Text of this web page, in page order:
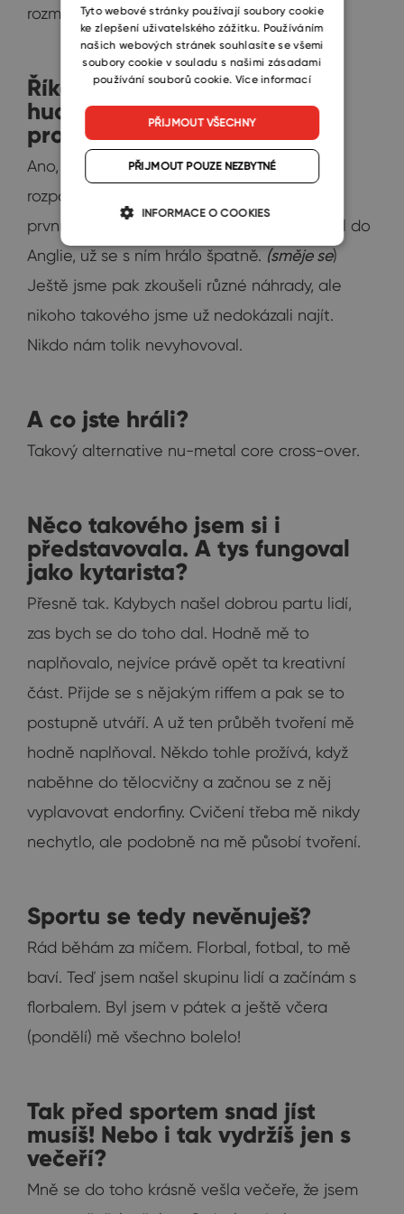
rozmíchat ve vodě.
Říká se o tobě, že jsi milovník
hudby a sám ses jí také
profesionálně věnoval.
Ano, měli jsme kapelu, ta už se teď ale
rozpadla. Koncertovali jsme během mého
prvního zaměstnání. Když ale bubeník odjel do
Anglie, už se s ním hrálo špatně. (směje se)
Ještě jsme pak zkoušeli různé náhrady, ale
nikoho takového jsme už nedokázali najít.
Nikdo nám tolik nevyhovoval.
A co jste hráli?
Takový alternative nu-metal core cross-over.
Něco takového jsem si i
představovala. A tys fungoval
jako kytarista?
Přesně tak. Kdybych našel dobrou partu lidí,
zas bych se do toho dal. Hodně mě to
naplňovalo, nejvíce právě opět ta kreativní
část. Přijde se s nějakým riffem a pak se to
postupně utváří. A už ten průběh tvoření mě
hodně naplňoval. Někdo tohle prožívá, když
naběhne do tělocvičny a začnou se z něj
vyplavovat endorfiny. Cvičení třeba mě nikdy
nechytlo, ale podobně na mě působí tvoření.
Sportu se tedy nevěnuješ?
Rád běhám za míčem. Florbal, fotbal, to mě
baví. Teď jsem našel skupinu lidí a začínám s
florbalem. Byl jsem v pátek a ještě včera
(pondělí) mě všechno bolelo!
Tak před sportem snad jíst
musíš! Nebo i tak vydržíš jen s
večeří?
Mně se do toho krásně vešla večeře, že jsem
SLOVAK
Tyto webové stránky používají soubory cookie
ke zlepšení uživatelského zážitku. Používáním
našich webových stránek souhlasíte se všemi
soubory cookie v souladu s našimi zásadami
používání souborů cookie. Více informací
PŘIJMOUT VŠECHNY
PŘIJMOUT POUZE NEZBYTNÉ
INFORMACE O COOKIES